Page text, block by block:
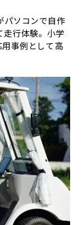
パソコンで自作
走行体験。小学
事例として高